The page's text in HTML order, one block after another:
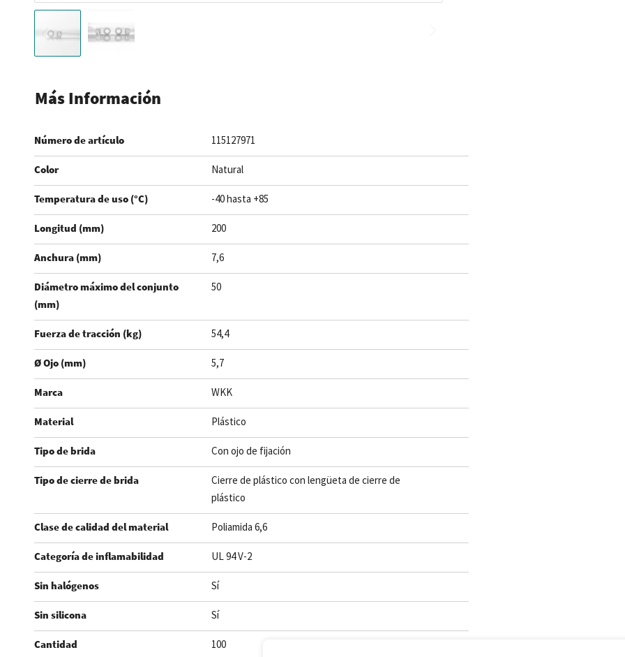
comienzo
la
galería
de
imágenes
Más Información
Número de artículo 115127971
Color Natural
Temperatura de uso (°C) -40 hasta +85
Longitud (mm) 200
Anchura (mm) 7,6
Diámetro máximo del conjunto
(mm)
50
Fuerza de tracción (kg) 54,4
Ø Ojo (mm) 5,7
Marca WKK
Material Plástico
Tipo de brida Con ojo de fijación
Tipo de cierre de brida
Cierre de plástico con lengüeta de cierre de
plástico
Clase de calidad del material Poliamida 6,6
Categoría de inflamabilidad UL 94 V-2
Sin halógenos Sí
Sin silicona Sí
Cantidad 100